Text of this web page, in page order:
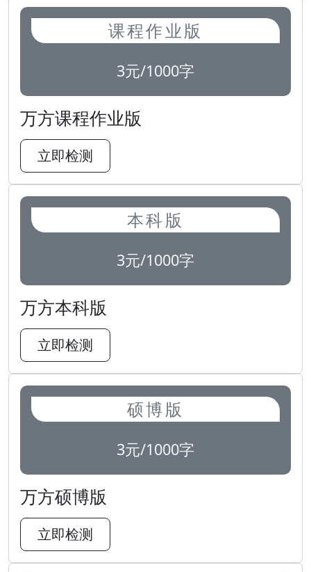
课程作业版
3元/1000字
万方课程作业版
立即检测
本科版
3元/1000字
万方本科版
立即检测
硕博版
3元/1000字
万方硕博版
立即检测